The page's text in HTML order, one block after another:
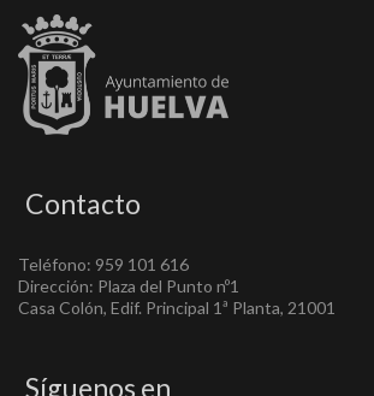
Contacto
Teléfono: 959 101 616
Dirección: Plaza del Punto nº1
Casa Colón, Edif. Principal 1ª Planta, 21001
Síguenos en